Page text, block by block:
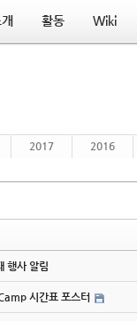
활동 Wiki
2017 2016
행사 알림
시간표 포스터